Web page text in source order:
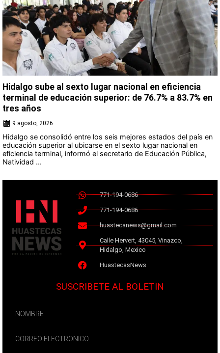
Hidalgo sube al sexto lugar nacional en eficiencia
terminal de educación superior: de 76.7% a 83.7% en
tres años
9 agosto, 2026
Hidalgo se consolidó entre los seis mejores estados del país en
educación superior al ubicarse en el sexto lugar nacional en
eficiencia terminal, informó el secretario de Educación Pública,
Natividad ...
771-194-0686
771-194-0686
huastecanews@gmail.com
Calle Hervert, 43045, Vinazco,
Hidalgo, Mexico
HuastecasNews
SUSCRIBETE AL BOLETIN